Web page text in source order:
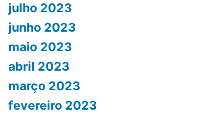
julho 2023
junho 2023
maio 2023
abril 2023
março 2023
fevereiro 2023